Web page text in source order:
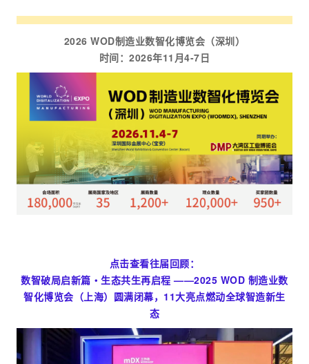
2026 WOD制造业数智化博览会（深圳）
时间：2026年11月4-7日
点击查看往届回顾：
数智破局启新篇・生态共生再启程 ——2025 WOD 制造业数
智化博览会（上海）圆满闭幕，11大亮点燃动全球智造新生
态